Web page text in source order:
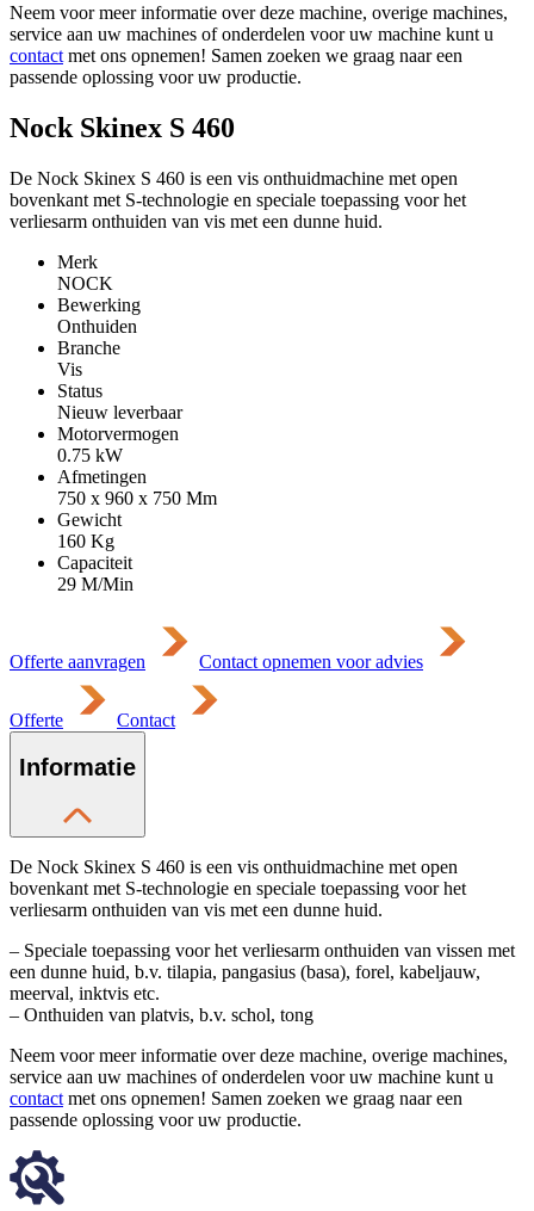
Neem voor meer informatie over deze machine, overige machines,
service aan uw machines of onderdelen voor uw machine kunt u
contact met ons opnemen! Samen zoeken we graag naar een
passende oplossing voor uw productie.
Nock Skinex S 460
De Nock Skinex S 460 is een vis onthuidmachine met open
bovenkant met S-technologie en speciale toepassing voor het
verliesarm onthuiden van vis met een dunne huid.
Merk
NOCK
Bewerking
Onthuiden
Branche
Vis
Status
Nieuw leverbaar
Motorvermogen
0.75 kW
Afmetingen
750 x 960 x 750 Mm
Gewicht
160 Kg
Capaciteit
29 M/Min
Offerte aanvragen Contact opnemen voor advies
Offerte Contact
Informatie
De Nock Skinex S 460 is een vis onthuidmachine met open
bovenkant met S-technologie en speciale toepassing voor het
verliesarm onthuiden van vis met een dunne huid.
– Speciale toepassing voor het verliesarm onthuiden van vissen met
een dunne huid, b.v. tilapia, pangasius (basa), forel, kabeljauw,
meerval, inktvis etc.
– Onthuiden van platvis, b.v. schol, tong
Neem voor meer informatie over deze machine, overige machines,
service aan uw machines of onderdelen voor uw machine kunt u
contact met ons opnemen! Samen zoeken we graag naar een
passende oplossing voor uw productie.